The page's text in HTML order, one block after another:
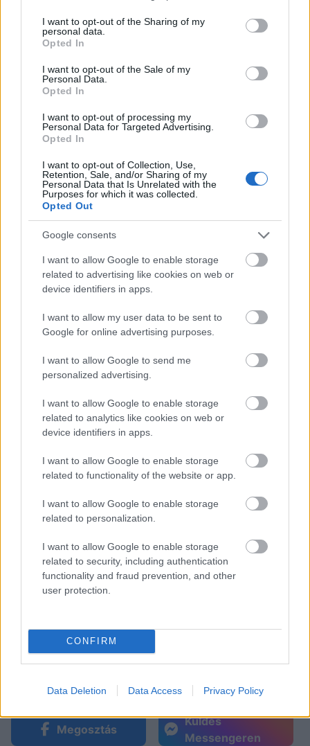
not limited to your visit or usage behaviour. You may click to
grant or deny consent to Google and its third-party tags to
use your data for below specified purposes in below Google
consent section.
I want to opt-out of the Sharing of my
personal data.
Opted In
I want to opt-out of the Sale of my
Personal Data.
Opted In
I want to opt-out of processing my
Personal Data for Targeted Advertising.
Opted In
I want to opt-out of Collection, Use,
Retention, Sale, and/or Sharing of my
Personal Data that Is Unrelated with the
Purposes for which it was collected.
Opted Out
Google consents
I want to allow Google to enable storage
related to advertising like cookies on web or
device identifiers in apps.
I want to allow my user data to be sent to
Google for online advertising purposes.
I want to allow Google to send me
personalized advertising.
I want to allow Google to enable storage
related to analytics like cookies on web or
device identifiers in apps.
I want to allow Google to enable storage
related to functionality of the website or app.
I want to allow Google to enable storage
related to personalization.
I want to allow Google to enable storage
related to security, including authentication
functionality and fraud prevention, and other
user protection.
CONFIRM
Data Deletion Data Access Privacy Policy
finomat.
Nagyon fontos szabály, hogy a napi étkezésnél vagy
több szénhidrátot eszel akkor kevesebb zsír vigyél
be, hiszen könnyen feljöhetnek a plusz kilók, amik
élettanilag negatívan befolyásolhatnak titeket.
Mozogjatok legalább napi fél órát!
Tudom, tudom, elcsépelt dolog, hogy mindenki a
mindennapi testmozgásra buzdít titeket és
elhiszem, semmi kedvetek egy hosszú nap után,
hatására indulnak el azok a hormonális változások,
amik jótékony hatással vannak szervezetetekre.
Megosztás
Küldés
Messengeren